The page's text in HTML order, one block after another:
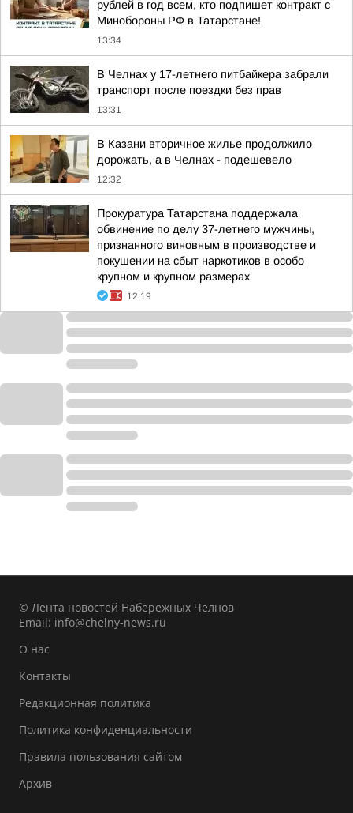
рублей в год всем, кто подпишет контракт с
Минобороны РФ в Татарстане!
13:34
В Челнах у 17-летнего питбайкера забрали
транспорт после поездки без прав
13:31
В Казани вторичное жилье продолжило
дорожать, а в Челнах - подешевело
12:32
Прокуратура Татарстана поддержала
обвинение по делу 37-летнего мужчины,
признанного виновным в производстве и
покушении на сбыт наркотиков в особо
крупном и крупном размерах
12:19
© Лента новостей Набережных Челнов
Email: info@chelny-news.ru
О нас
Контакты
Редакционная политика
Политика конфиденциальности
Правила пользования сайтом
Архив